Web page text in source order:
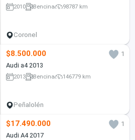
2010 Bencina 98787 km
Coronel
$8.500.000
1
Audi a4 2013
2013 Bencina 146779 km
Peñalolén
$17.490.000
1
Audi A4 2017